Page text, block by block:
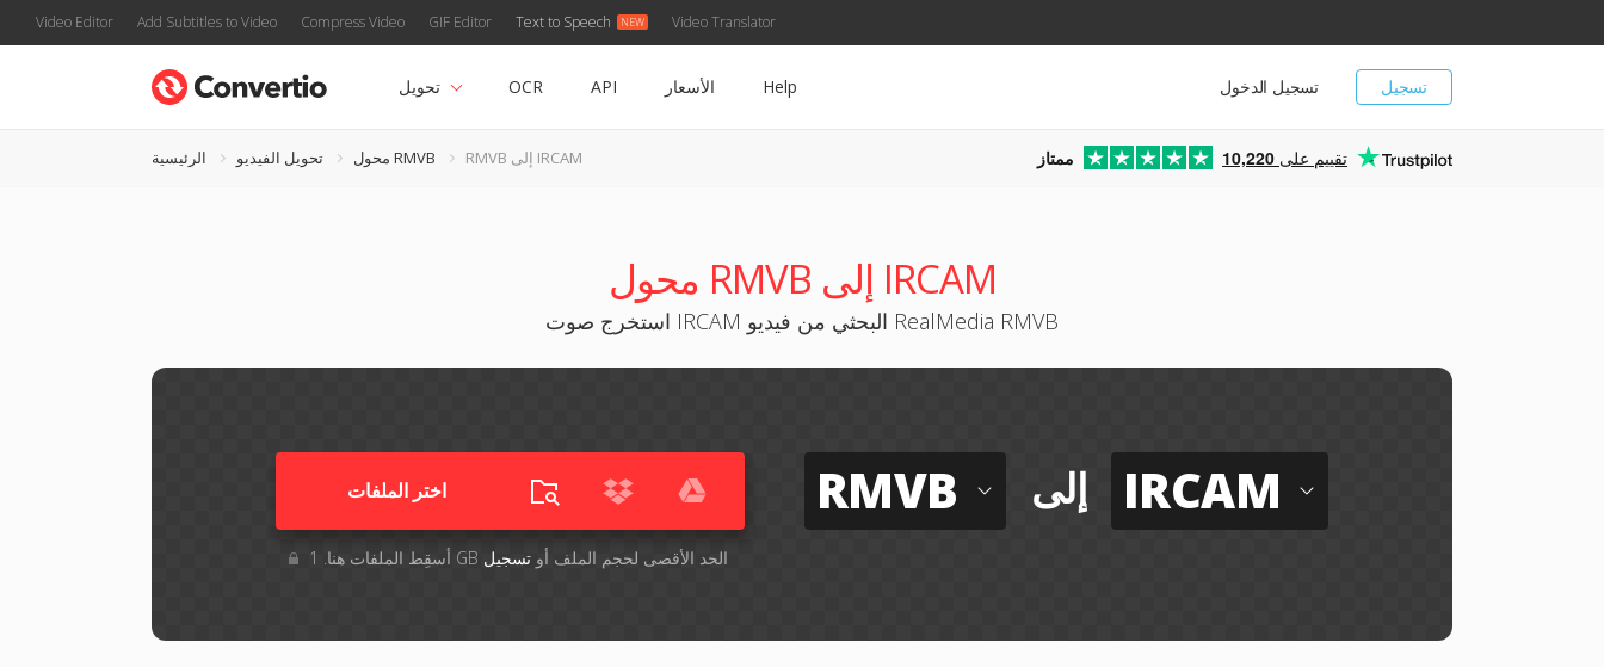
Video Editor Add Subtitles to Video Compress Video GIF Editor Text to Speech Video Translator
تسجيل تسجيل الدخول تحويل OCR API الأسعار Help
الرئيسية تحويل الفيديو محول RMVB RMVB إلى IRCAM ممتاز 10,220 تقييم على
محول RMVB إلى IRCAM
استخرج صوت IRCAM البحثي من فيديو RealMedia RMVB
اختر الملفات
أسقِط الملفات هنا. 1 GB الحد الأقصى لحجم الملف أوتسجيل
RMVB إلى IRCAM